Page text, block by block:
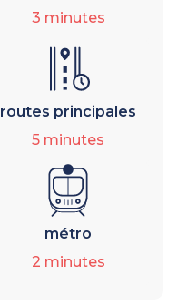
3 minutes
routes principales
5 minutes
métro
2 minutes